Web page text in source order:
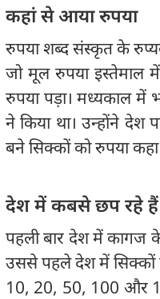
कहां से आया रुपया
रुपया शब्द संस्कृत के
जो मूल रुपया इस्तेमाल में
रुपया पड़ा। मध्यकाल में
ने किया था। उन्होंने
बने सिक्कों को रुपया कहा
देश में कबसे छप रहे हैं
पहली बार देश में कागज
उससे पहले देश में सिक्कों का
10, 20, 50, 100 और